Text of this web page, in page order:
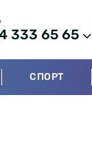
333 65 65
СПОРТ